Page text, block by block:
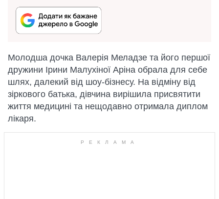
Молодша дочка Валерія Меладзе та його першої
дружини Ірини Малухіної Аріна обрала для себе
шлях, далекий від шоу-бізнесу. На відміну від
зіркового батька, дівчина вирішила присвятити
життя медицині та нещодавно отримала диплом
лікаря.